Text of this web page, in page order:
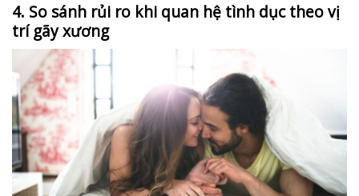
4. So sánh rủi ro khi quan hệ tình dục theo vị
trí gãy xương